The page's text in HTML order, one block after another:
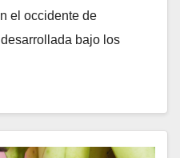
el occidente de
bajo los